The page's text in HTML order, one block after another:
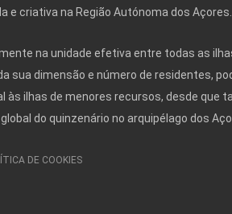
e criativa na Região Autónoma dos Açores.
na unidade efetiva entre todas as
sua dimensão e número de residentes,
às ilhas de menores recursos, desde que
do quinzenário no arquipélago dos
DE COOKIES